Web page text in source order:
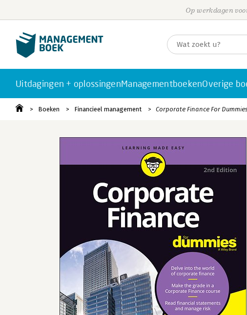
Op werkdagen
Uitdagingen + oplossingenManagementboekenOverige
Boeken Financieel management Corporate Finance For